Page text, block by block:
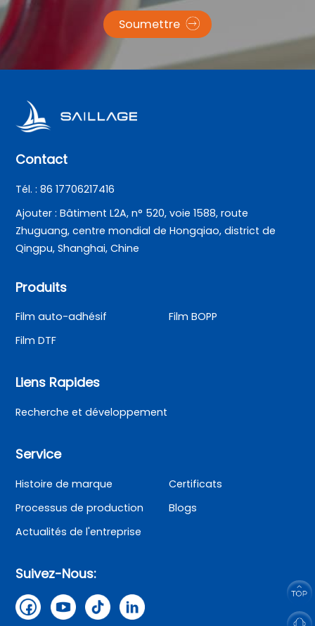
Soumettre
Contact
Tél. : 86 17706217416
Ajouter : Bâtiment L2A, n° 520, voie 1588, route
Zhuguang, centre mondial de Hongqiao, district de
Qingpu, Shanghai, Chine
Produits
Film auto-adhésif
Film BOPP
Film DTF
Liens Rapides
Recherche et développement
Service
Histoire de marque
Certificats
Processus de production
Blogs
Actualités de l'entreprise
Suivez-Nous: